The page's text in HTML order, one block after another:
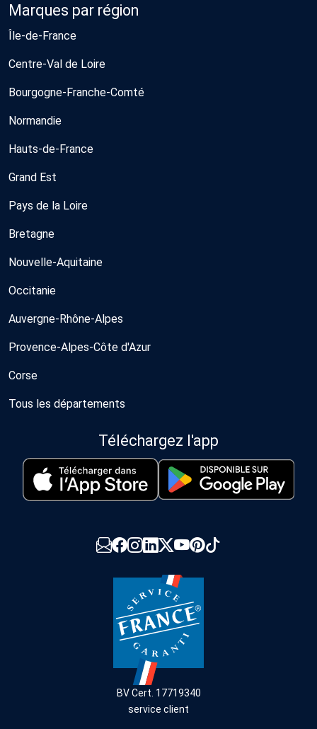
Marques par région
Île-de-France
Centre-Val de Loire
Bourgogne-Franche-Comté
Normandie
Hauts-de-France
Grand Est
Pays de la Loire
Bretagne
Nouvelle-Aquitaine
Occitanie
Auvergne-Rhône-Alpes
Provence-Alpes-Côte d'Azur
Corse
Tous les départements
Téléchargez l'app
BV Cert. 17719340
service client